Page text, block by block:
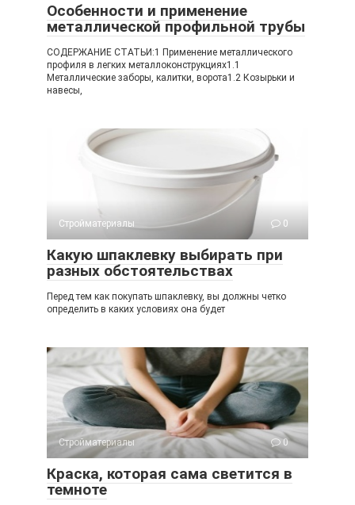
Особенности и применение
металлической профильной трубы
СОДЕРЖАНИЕ СТАТЬИ:1 Применение металлического
профиля в легких металлоконструкциях1.1
Металлические заборы, калитки, ворота1.2 Козырьки и
навесы,
Стройматериалы 0
Какую шпаклевку выбирать при
разных обстоятельствах
Перед тем как покупать шпаклевку, вы должны четко
определить в каких условиях она будет
Стройматериалы 0
Краска, которая сама светится в
темноте